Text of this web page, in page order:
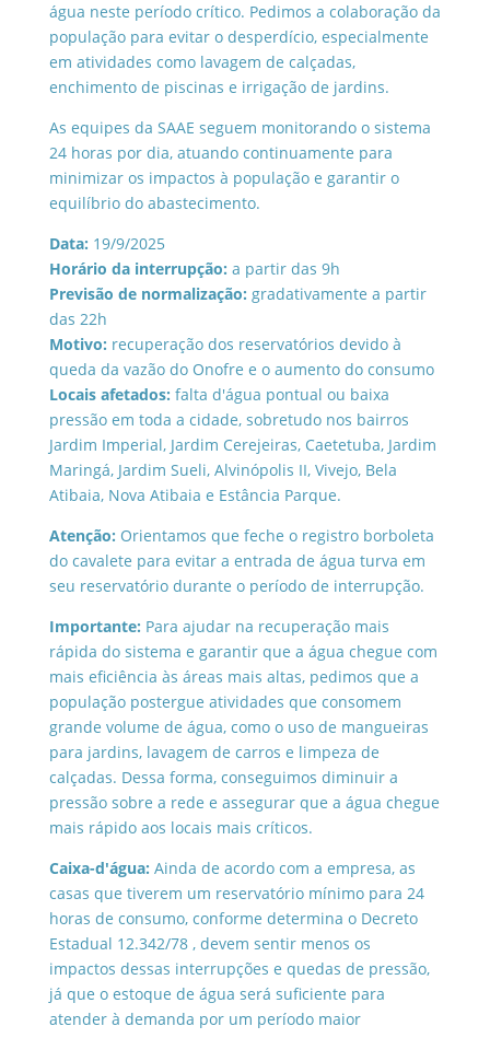
água neste período crítico. Pedimos a colaboração da
população para evitar o desperdício, especialmente
em atividades como lavagem de calçadas,
enchimento de piscinas e irrigação de jardins.
As equipes da SAAE seguem monitorando o sistema
24 horas por dia, atuando continuamente para
minimizar os impactos à população e garantir o
equilíbrio do abastecimento.
Data: 19/9/2025
Horário da interrupção: a partir das 9h
Previsão de normalização: gradativamente a partir
das 22h
Motivo: recuperação dos reservatórios devido à
queda da vazão do Onofre e o aumento do consumo
Locais afetados: falta d'água pontual ou baixa
pressão em toda a cidade, sobretudo nos bairros
Jardim Imperial, Jardim Cerejeiras, Caetetuba, Jardim
Maringá, Jardim Sueli, Alvinópolis II, Vivejo, Bela
Atibaia, Nova Atibaia e Estância Parque.
Atenção: Orientamos que feche o registro borboleta
do cavalete para evitar a entrada de água turva em
seu reservatório durante o período de interrupção.
Importante: Para ajudar na recuperação mais
rápida do sistema e garantir que a água chegue com
mais eficiência às áreas mais altas, pedimos que a
população postergue atividades que consomem
grande volume de água, como o uso de mangueiras
para jardins, lavagem de carros e limpeza de
calçadas. Dessa forma, conseguimos diminuir a
pressão sobre a rede e assegurar que a água chegue
mais rápido aos locais mais críticos.
Caixa-d'água: Ainda de acordo com a empresa, as
casas que tiverem um reservatório mínimo para 24
horas de consumo, conforme determina o Decreto
Estadual 12.342/78 , devem sentir menos os
impactos dessas interrupções e quedas de pressão,
já que o estoque de água será suficiente para
atender à demanda por um período maior